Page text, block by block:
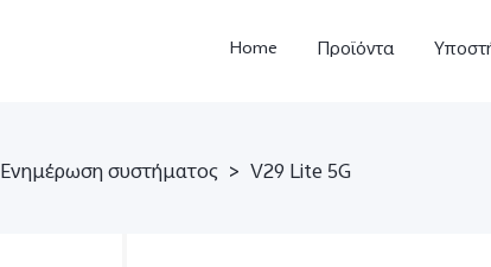
Home Προϊόντα
Ενημέρωση συστήματος > V29 Lite 5G